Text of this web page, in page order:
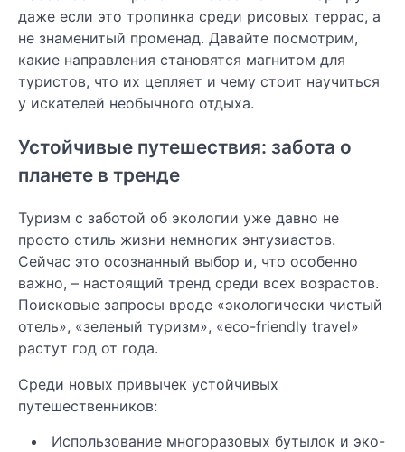
даже если это тропинка среди рисовых террас, а
не знаменитый променад. Давайте посмотрим,
какие направления становятся магнитом для
туристов, что их цепляет и чему стоит научиться
у искателей необычного отдыха.
Устойчивые путешествия: забота о
планете в тренде
Туризм с заботой об экологии уже давно не
просто стиль жизни немногих энтузиастов.
Сейчас это осознанный выбор и, что особенно
важно, – настоящий тренд среди всех возрастов.
Поисковые запросы вроде «экологически чистый
отель», «зеленый туризм», «eco-friendly travel»
растут год от года.
Среди новых привычек устойчивых
путешественников:
Использование многоразовых бутылок и эко-